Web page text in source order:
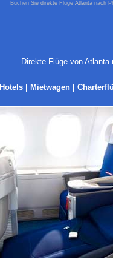
Buchen Sie direkte Flüge Atlanta nach
Direkte Flüge von
Hotels Mietwagen